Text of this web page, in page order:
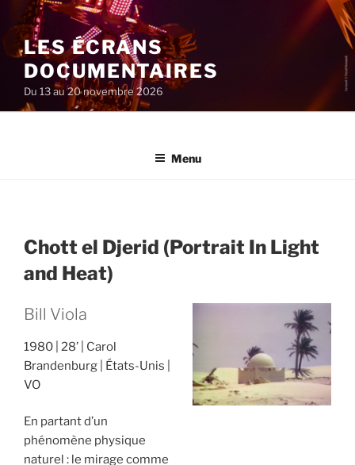
au
contenu
principal
LES ÉCRANS
DOCUMENTAIRES
Du 13 au 20 novembre 2026
Menu
Chott el Djerid (Portrait In Light
and Heat)
Bill Viola
1980 28’
Carol
Brandenburg
États-Unis
VO
En partant d’un
phénomène physique
naturel : le mirage comme